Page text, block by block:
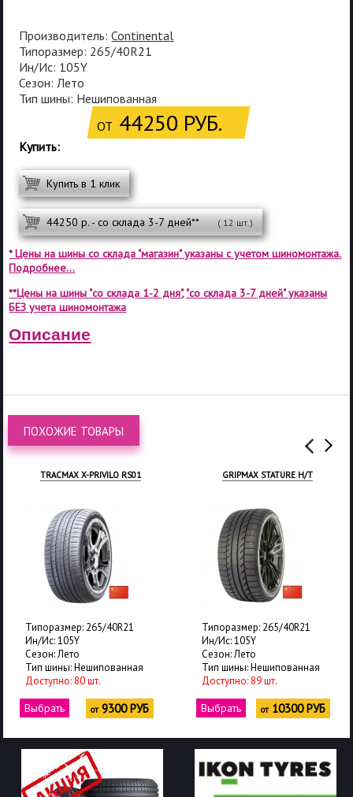
Производитель:Continental
Типоразмер: 265/40R21
Ин/Ис: 105Y
Сезон: Лето
Тип шины: Нешипованная
ОТ 44250 РУБ.
Купить:
Купить в 1 клик
44250 р. - со склада 3-7 дней** ( 12 шт.)
* Цены на шины со склада "магазин" указаны с учетом шиномонтажа.
Подробнее...
**Цены на шины "со склада 1-2 дня", "со склада 3-7 дней" указаны
БЕЗ учета шиномонтажа
Описание
ПОХОЖИЕ ТОВАРЫ
TRACMAX X-PRIVILO RS01
Типоразмер: 265/40R21
Ин/Ис: 105Y
Сезон: Лето
Тип шины: Нешипованная
Доступно: 80 шт.
Выбрать от9300 РУБ
GRIPMAX STATURE H/T
Типоразмер: 265/40R21
Ин/Ис: 105Y
Сезон: Лето
Тип шины: Нешипованная
Доступно: 89 шт.
Выбрать от10300 РУБ